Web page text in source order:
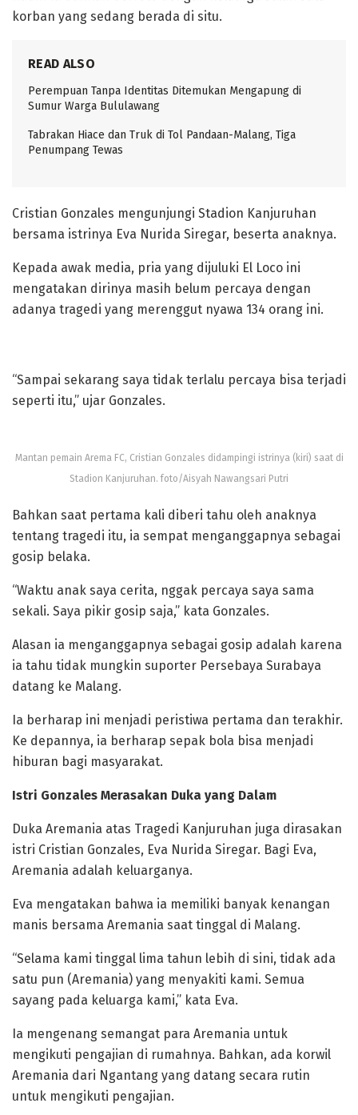
korban yang sedang berada di situ.
READ ALSO
Perempuan Tanpa Identitas Ditemukan Mengapung di
Sumur Warga Bululawang
Tabrakan Hiace dan Truk di Tol Pandaan-Malang, Tiga
Penumpang Tewas
Cristian Gonzales mengunjungi Stadion Kanjuruhan
bersama istrinya Eva Nurida Siregar, beserta anaknya.
Kepada awak media, pria yang dijuluki El Loco ini
mengatakan dirinya masih belum percaya dengan
adanya tragedi yang merenggut nyawa 134 orang ini.
“Sampai sekarang saya tidak terlalu percaya bisa terjadi
seperti itu,” ujar Gonzales.
Mantan pemain Arema FC, Cristian Gonzales didampingi istrinya (kiri) saat di
Stadion Kanjuruhan. foto/Aisyah Nawangsari Putri
Bahkan saat pertama kali diberi tahu oleh anaknya
tentang tragedi itu, ia sempat menganggapnya sebagai
gosip belaka.
“Waktu anak saya cerita, nggak percaya saya sama
sekali. Saya pikir gosip saja,” kata Gonzales.
Alasan ia menganggapnya sebagai gosip adalah karena
ia tahu tidak mungkin suporter Persebaya Surabaya
datang ke Malang.
Ia berharap ini menjadi peristiwa pertama dan terakhir.
Ke depannya, ia berharap sepak bola bisa menjadi
hiburan bagi masyarakat.
Istri Gonzales Merasakan Duka yang Dalam
Duka Aremania atas Tragedi Kanjuruhan juga dirasakan
istri Cristian Gonzales, Eva Nurida Siregar. Bagi Eva,
Aremania adalah keluarganya.
Eva mengatakan bahwa ia memiliki banyak kenangan
manis bersama Aremania saat tinggal di Malang.
“Selama kami tinggal lima tahun lebih di sini, tidak ada
satu pun (Aremania) yang menyakiti kami. Semua
sayang pada keluarga kami,” kata Eva.
Ia mengenang semangat para Aremania untuk
mengikuti pengajian di rumahnya. Bahkan, ada korwil
Aremania dari Ngantang yang datang secara rutin
untuk mengikuti pengajian.